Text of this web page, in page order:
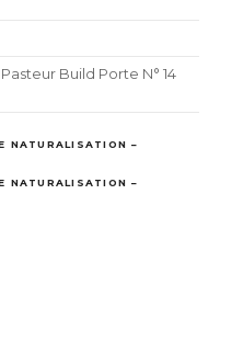
Build Porte N° 14
NATURALISATION –
NATURALISATION –